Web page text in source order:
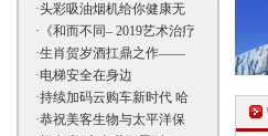
·头彩吸油烟机给你健康无
· 《和而不同– 2019艺术治疗
·生肖贺岁酒扛鼎之作——
·电梯安全在身边
·持续加码云购车新时代 哈
·恭祝美客生物与太平洋保